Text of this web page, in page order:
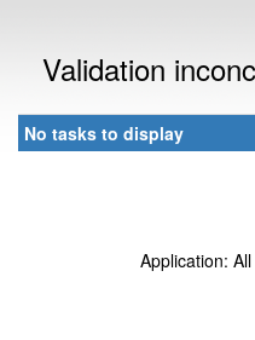
Validation
No tasks to display
Application: All